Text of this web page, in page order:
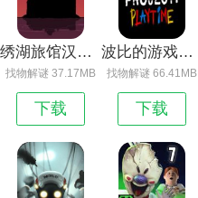
绣湖旅馆汉化版
找物解谜 37.17MB
下载
波比的游戏时间计划高仿版
找物解谜 66.41MB
下载